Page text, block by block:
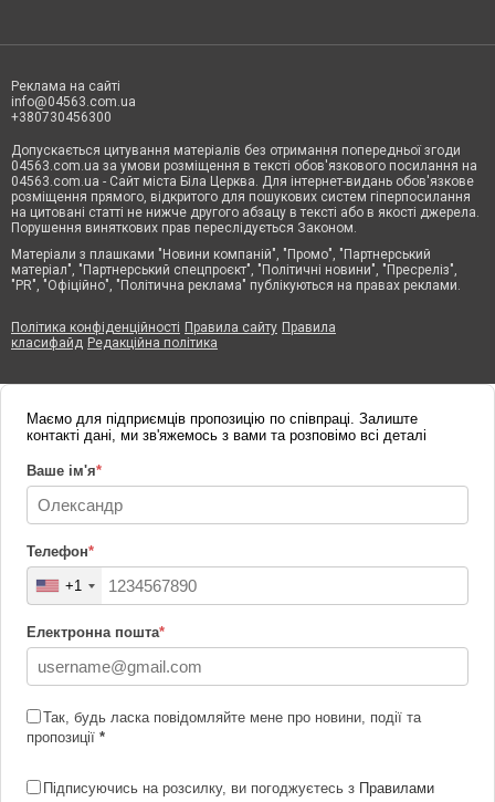
Реклама на сайті
info@04563.com.ua
+380730456300
Допускається цитування матеріалів без отримання попередньої згоди
04563.com.ua за умови розміщення в тексті обов'язкового посилання на
04563.com.ua - Сайт міста Біла Церква. Для інтернет-видань обов'язкове
розміщення прямого, відкритого для пошукових систем гіперпосилання
на цитовані статті не нижче другого абзацу в тексті або в якості джерела.
Порушення виняткових прав переслідується Законом.
Матеріали з плашками "Новини компаній", "Промо", "Партнерський
матеріал", "Партнерський спецпроєкт", "Політичні новини", "Пресреліз",
"PR", "Офіційно", "Політична реклама" публікуються на правах реклами.
Політика конфіденційності Правила сайту Правила
класифайд Редакційна політика
Маємо для підприємців пропозицію по співпраці. Залиште
контакті дані, ми зв'яжемось з вами та розповімо всі деталі
Ваше ім'я*
Телефон*
+1
Електронна пошта*
Так, будь ласка повідомляйте мене про новини, події та
пропозиції *
Підписуючись на розсилку, ви погоджуєтесь з Правилами